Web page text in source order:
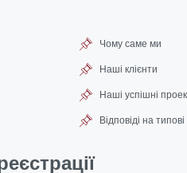
Чому саме ми
Наші клієнти
Наші успішні
Відповіді на